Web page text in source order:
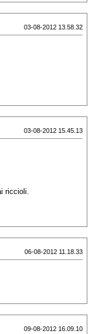
03-08-2012 13.58.32
03-08-2012 15.45.13
riccioli.
06-08-2012 11.18.33
09-08-2012 16.09.10